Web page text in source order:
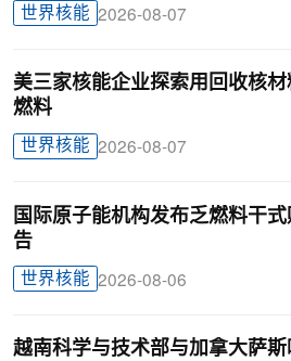
世界核能 2026-08-07
美三家核能企业探索用回收核
燃料
世界核能 2026-08-07
国际原子能机构发布乏燃料干
告
世界核能 2026-08-06
越南科学与技术部与加拿大萨斯